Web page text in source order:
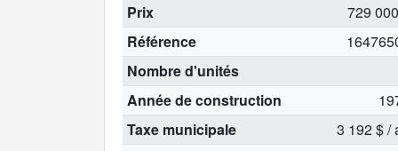
Prix
729
Référence
Nombre d'unités
Année de construction
Taxe municipale
3 192 $ /